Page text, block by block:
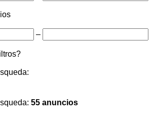
–
55 anuncios